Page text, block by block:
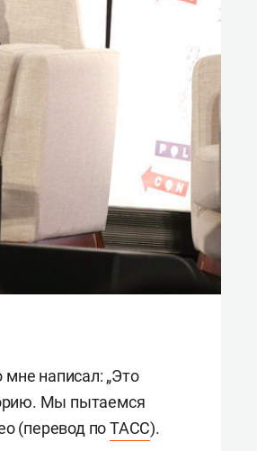
мне написал: „Это
Мы пытаемся
(перевод поТАСС).